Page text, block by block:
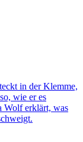
in der Klemme,
wie er es
Wolf erklärt, was